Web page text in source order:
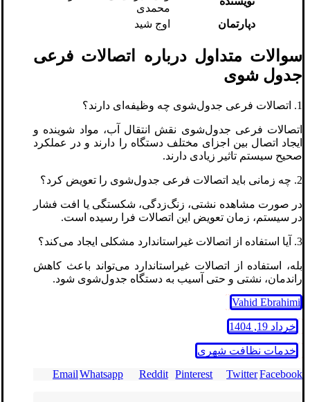
محمدی
دپارتمان
اوج شید
سوالات متداول درباره اتصالات فرعی
جدول‌ شوی
1. اتصالات فرعی جدول‌شوی چه وظیفه‌ای دارند؟
اتصالات فرعی جدول‌شوی نقش انتقال آب، مواد شوینده و
ایجاد اتصال بین اجزای مختلف دستگاه را دارند و در عملکرد
صحیح سیستم تاثیر زیادی دارند.
2. چه زمانی باید اتصالات فرعی جدول‌شوی را تعویض کرد؟
در صورت مشاهده نشتی، زنگ‌زدگی، شکستگی یا افت فشار
در سیستم، زمان تعویض این اتصالات فرا رسیده است.
3. آیا استفاده از اتصالات غیراستاندارد مشکلی ایجاد می‌کند؟
بله، استفاده از اتصالات غیراستاندارد می‌تواند باعث کاهش
راندمان، نشتی و حتی آسیب به دستگاه جدول‌شوی شود.
Vahid Ebrahimi
خرداد 19, 1404
خدمات نظافت شهری
Facebook
Twitter
Pinterest
Reddit
Whatsapp
Email